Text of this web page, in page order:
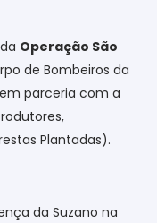
Operação São
de Bombeiros da
parceria com a
Plantadas).
da Suzano na